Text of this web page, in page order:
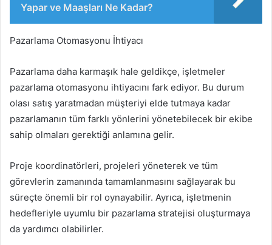
Yapar ve Maaşları Ne Kadar?
Pazarlama Otomasyonu İhtiyacı
Pazarlama daha karmaşık hale geldikçe, işletmeler
pazarlama otomasyonu ihtiyacını fark ediyor. Bu durum
olası satış yaratmadan müşteriyi elde tutmaya kadar
pazarlamanın tüm farklı yönlerini yönetebilecek bir ekibe
sahip olmaları gerektiği anlamına gelir.
Proje koordinatörleri, projeleri yöneterek ve tüm
görevlerin zamanında tamamlanmasını sağlayarak bu
süreçte önemli bir rol oynayabilir. Ayrıca, işletmenin
hedefleriyle uyumlu bir pazarlama stratejisi oluşturmaya
da yardımcı olabilirler.